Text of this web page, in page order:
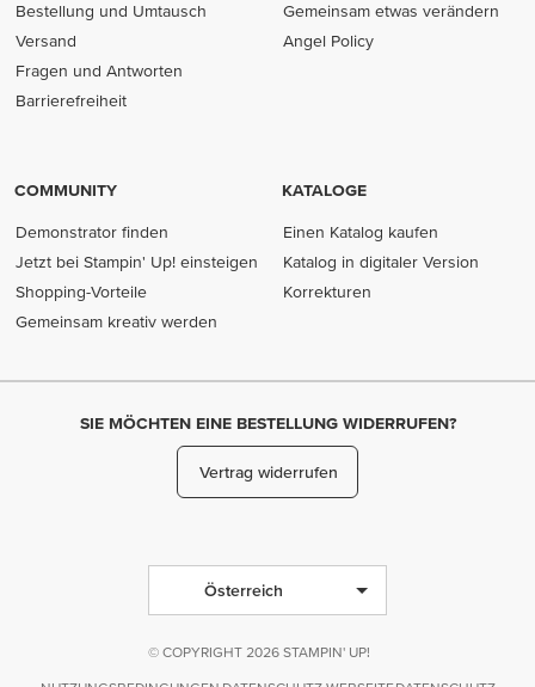
Bestellung und Umtausch
Versand
Fragen und Antworten
Barrierefreiheit
Gemeinsam etwas verändern
Angel Policy
COMMUNITY
Demonstrator finden
Jetzt bei Stampin' Up! einsteigen
Shopping-Vorteile
Gemeinsam kreativ werden
KATALOGE
Einen Katalog kaufen
Katalog in digitaler Version
Korrekturen
SIE MÖCHTEN EINE BESTELLUNG WIDERRUFEN?
Vertrag widerrufen
Österreich
© COPYRIGHT 2026 STAMPIN' UP!